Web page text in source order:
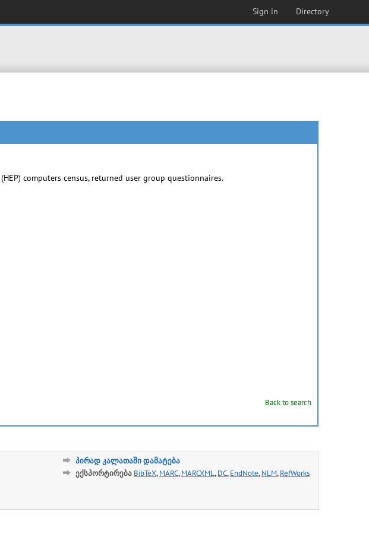
Sign in Directory
computers census, returned user group questionnaires.
Back to search
პირად კალათაში დამატება
ექსპორტირება BibTeX,MARC,MARCXML,DC,EndNote,NLM,RefWorks